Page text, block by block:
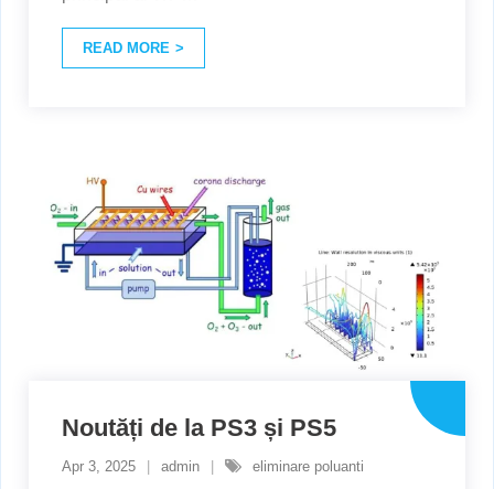
READ MORE
Noutăți de la PS3 și PS5
Apr 3, 2025 admin eliminare poluanti